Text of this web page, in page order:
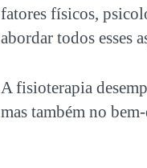
fatores físicos,
abordar todos esses
A fisioterapia
mas também no